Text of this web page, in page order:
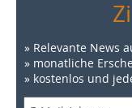
» Relevante News
» monatliche
» kostenlos und